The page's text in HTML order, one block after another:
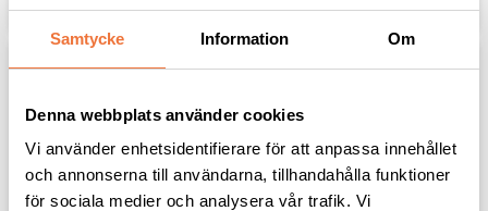
Samtycke Information Om
Denna webbplats använder cookies
Vi använder enhetsidentifierare för att anpassa innehållet
och annonserna till användarna, tillhandahålla funktioner
för sociala medier och analysera vår trafik. Vi